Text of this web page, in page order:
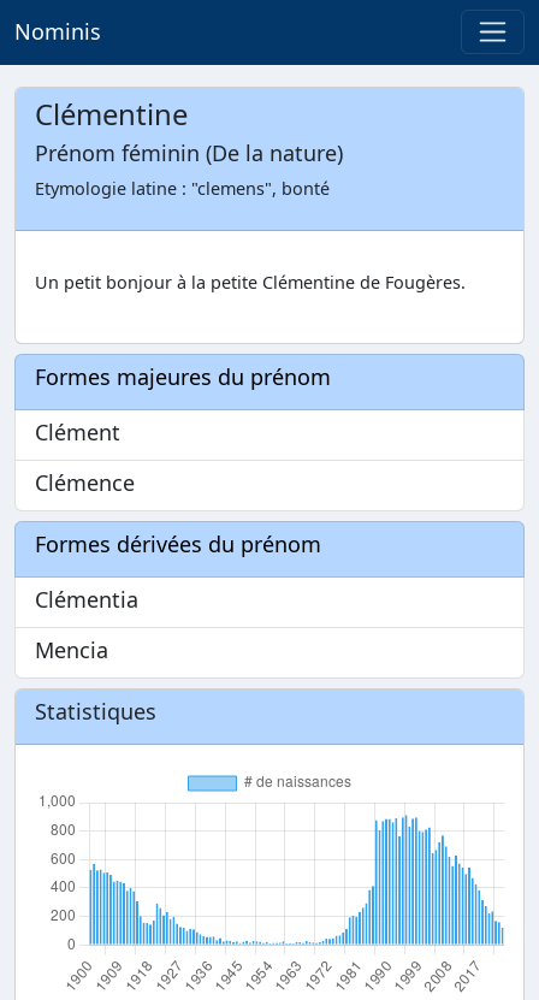
Nominis
Clémentine
Prénom féminin (De la nature)
Etymologie latine : "clemens", bonté
Un petit bonjour à la petite Clémentine de Fougères.
Formes majeures du prénom
Clément
Clémence
Formes dérivées du prénom
Clémentia
Mencia
Statistiques